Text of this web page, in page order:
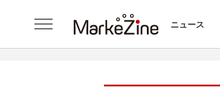
ニュース